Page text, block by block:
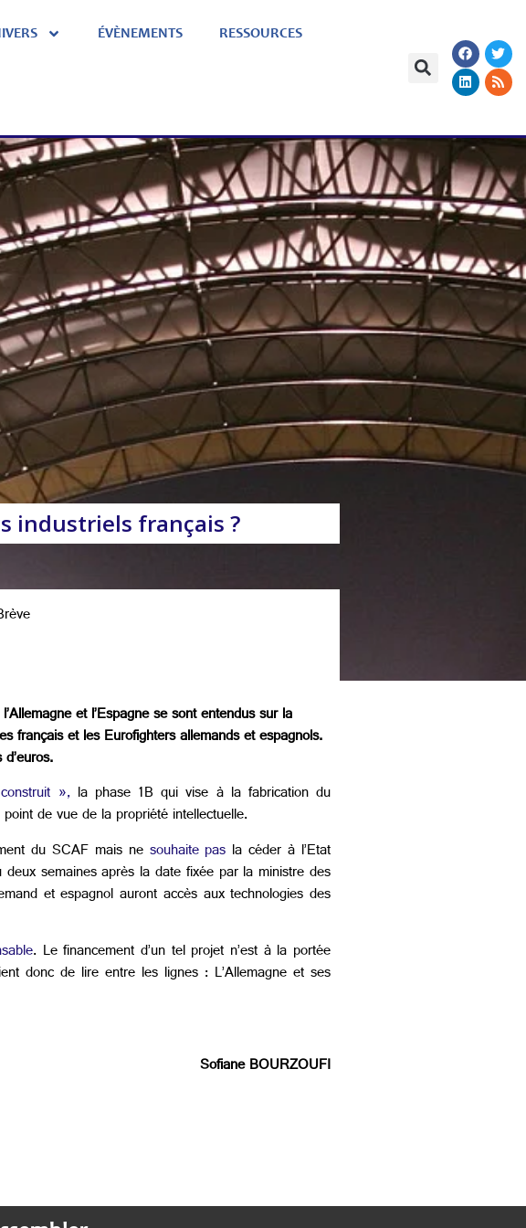
ÉVÈNEMENTS RESSOURCES
industriels français ?
et l’Espagne se sont entendus sur la
français et les Eurofighters allemands et espagnols.
», la phase 1B qui vise à la fabrication du
de vue de la propriété intellectuelle.
du SCAF mais ne souhaite pas la céder à l’Etat
semaines après la date fixée par la ministre des
et espagnol auront accès aux technologies des
. Le financement d’un tel projet n’est à la portée
donc de lire entre les lignes : L’Allemagne et ses
Sofiane BOURZOUFI